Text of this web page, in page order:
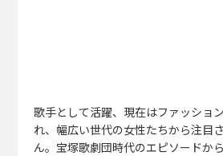
歌手として活躍、現在はファッショ
れ、幅広い世代の女性たちから注目
ん。宝塚歌劇団時代のエピソードか